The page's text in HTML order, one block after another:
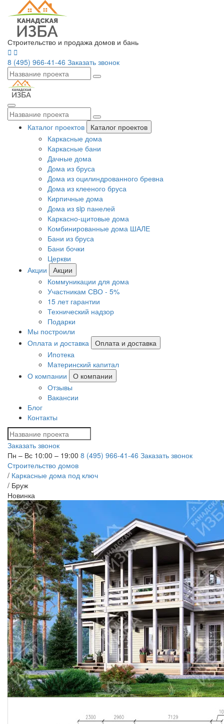
Строительство и продажа домов и бань
8 (495) 966-41-46 Заказать звонок
Каталог проектов
Каталог проектов
Каркасные дома
Каркасные бани
Дачные дома
Дома из бруса
Дома из оцилиндрованного бревна
Дома из клееного бруса
Кирпичные дома
Дома из sip панелей
Каркасно-щитовые дома
Комбинированные дома ШАЛЕ
Бани из бруса
Бани бочки
Церкви
Акции
Акции
Коммуникации для дома
Участникам СВО - 5%
15 лет гарантии
Технический надзор
Подарки
Мы построили
Оплата и доставка
Оплата и доставка
Ипотека
Материнский капитал
О компании
О компании
Отзывы
Вакансии
Блог
Контакты
Заказать звонок
Пн – Вс 10:00 – 19:00 8 (495) 966-41-46 Заказать звонок
Строительство домов
/ Каркасные дома под ключ
/ Бруж
Новинка